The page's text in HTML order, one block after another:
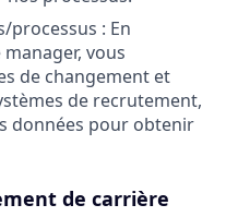
: En
vous
de changement et
de recrutement,
données pour obtenir
de carrière